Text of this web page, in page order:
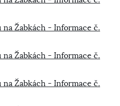
na Žabkách - Informace č.
na Žabkách - Informace č.
na Žabkách - Informace č.